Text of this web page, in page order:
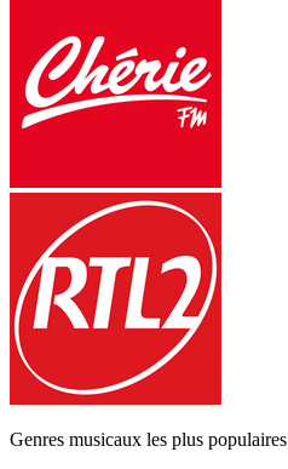
Genres musicaux les plus populaires